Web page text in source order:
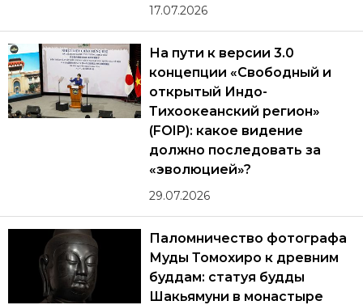
17.07.2026
На пути к версии 3.0
концепции «Свободный и
открытый Индо-
Тихоокеанский регион»
(FOIP): какое видение
должно последовать за
«эволюцией»?
29.07.2026
Паломничество фотографа
Муды Томохиро к древним
буддам: статуя будды
Шакьямуни в монастыре